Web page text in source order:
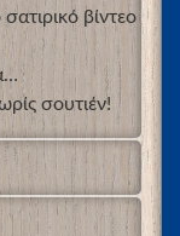
βίντεο
σουτιέν!